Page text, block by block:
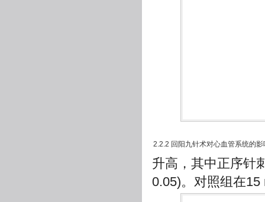
2.2.2 回阳九针术对心血管系统的影
升高，其中正序针
0.05)。对照组在